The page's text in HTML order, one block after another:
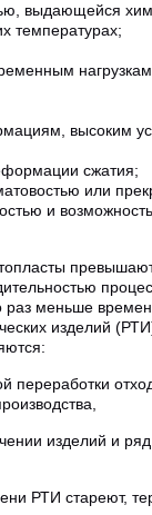
выдающейся
температурах;
высоким
сжатия;
или
и
меньше
изделий
переработки
изделий и
РТИ стареют,